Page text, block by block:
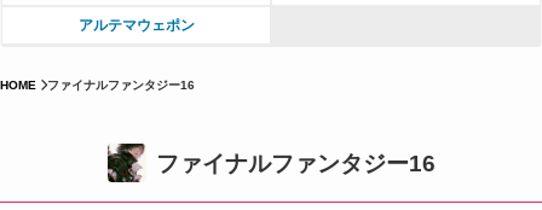
アルテマウェポン
HOME ファイナルファンタジー16
ファイナルファンタジー16